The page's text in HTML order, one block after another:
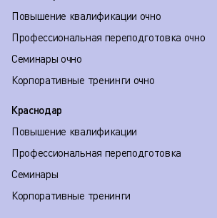
Повышение квалификации очно
Профессиональная переподготовка очно
Семинары очно
Корпоративные тренинги очно
Краснодар
Повышение квалификации
Профессиональная переподготовка
Семинары
Корпоративные тренинги